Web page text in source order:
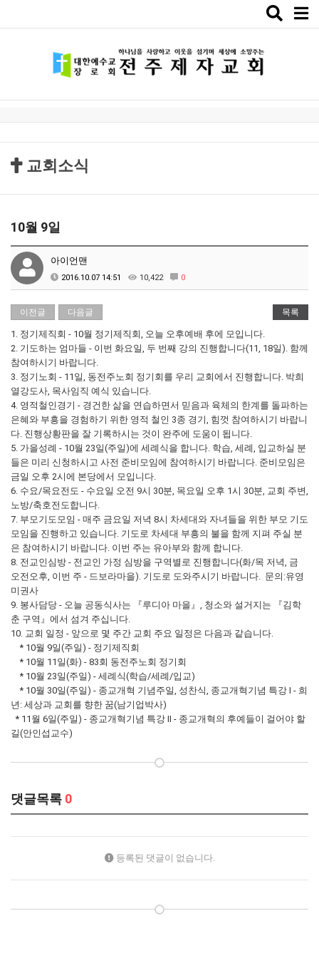
Toggle
교회소식
10월 9일
아이언맨
2016.10.07 14:51 10,422 0
이전글 다음글 목록
1. 정기제직회 - 10월 정기제직회, 오늘 오후예배 후에 모입니다.
2. 기도하는 엄마들 - 이번 화요일, 두 번째 강의 진행합니다(11, 18일). 함께
참여하시기 바랍니다.
3. 정기노회 - 11일, 동전주노회 정기회를 우리 교회에서 진행합니다. 박희
열강도사, 목사임직 예식 있습니다.
4. 영적철인경기 - 경건한 삶을 연습하면서 믿음과 육체의 한계를 돌파하는
은혜와 부흥을 경험하기 위한 영적 철인 3종 경기, 힘껏 참여하시기 바랍니
다. 진행상황판을 잘 기록하시는 것이 완주에 도움이 됩니다.
5. 가을성례 - 10월 23일(주일)에 세례식을 합니다. 학습, 세례, 입교하실 분
들은 미리 신청하시고 사전 준비모임에 참여하시기 바랍니다. 준비모임은
금일 오후 2시에 본당에서 모입니다.
6. 수요/목요전도 - 수요일 오전 9시 30분, 목요일 오후 1시 30분, 교회 주변,
노방/축호전도합니다.
7. 부모기도모임 - 매주 금요일 저녁 8시 차세대와 자녀들을 위한 부모 기도
모임을 진행하고 있습니다. 기도로 차세대 부흥의 불을 함께 지펴 주실 분
은 참여하시기 바랍니다. 이번 주는 유아부와 함께 합니다.
8. 전교인심방 - 전교인 가정 심방을 구역별로 진행합니다(화/목 저녁, 금
오전오후, 이번 주 - 드보라마을). 기도로 도와주시기 바랍니다. 문의:유영
미권사
9. 봉사담당 - 오늘 공동식사는 『루디아 마을』, 청소와 설거지는 『김학
춘 구역』에서 섬겨 주십니다.
10. 교회 일정 - 앞으로 몇 주간 교회 주요 일정은 다음과 같습니다.
* 10월 9일(주일) - 정기제직회
* 10월 11일(화) - 83회 동전주노회 정기회
* 10월 23일(주일) - 세례식(학습/세례/입교)
* 10월 30일(주일) - 종교개혁 기념주일, 성찬식, 종교개혁기념 특강 Ⅰ - 희
년: 세상과 교회를 향한 꿈(남기업박사)
* 11월 6일(주일) - 종교개혁기념 특강 Ⅱ - 종교개혁의 후예들이 걸어야 할
길(안인섭교수)
댓글목록 0
등록된 댓글이 없습니다.